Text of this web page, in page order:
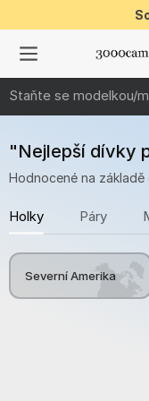
Staňte se modelkou/
"Nejlepší dívky
Hodnocené na
Holky Páry
Severní Amerika